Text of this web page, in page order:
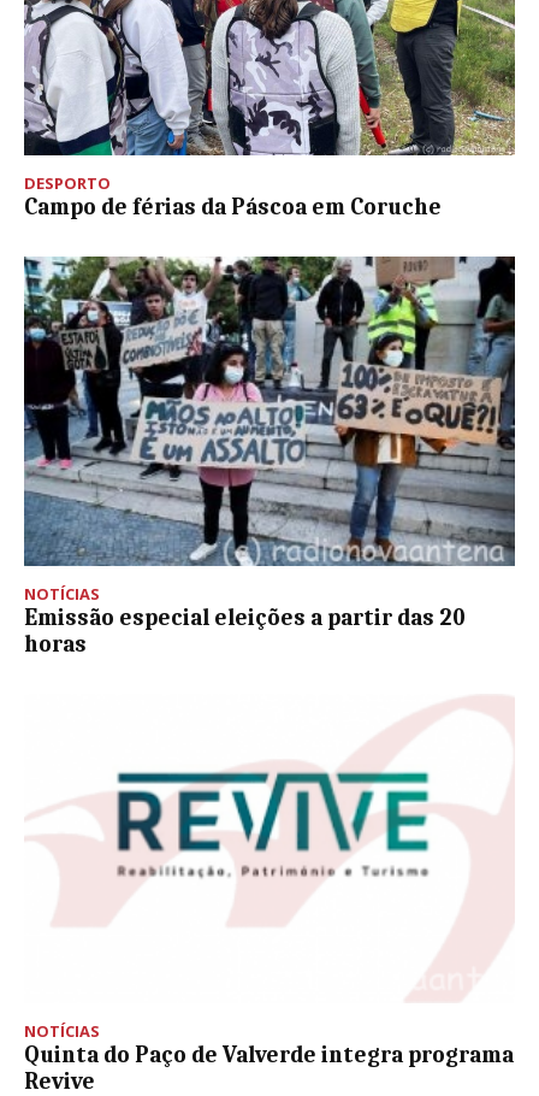
DESPORTO
Campo de férias da Páscoa em Coruche
NOTÍCIAS
Emissão especial eleições a partir das 20
horas
NOTÍCIAS
Quinta do Paço de Valverde integra programa
Revive